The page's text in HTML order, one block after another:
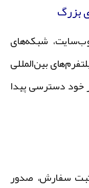
شبکه‌های
بین‌المللی
دسترسی پیدا
سفارش، صدور